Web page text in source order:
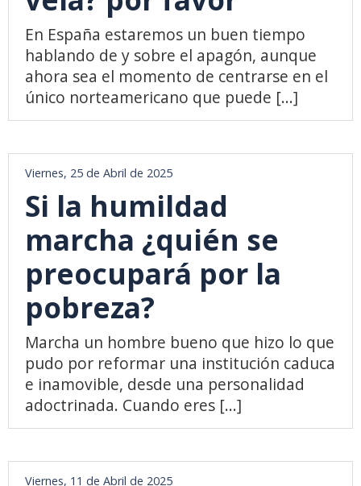
En España estaremos un buen tiempo
hablando de y sobre el apagón, aunque
ahora sea el momento de centrarse en el
único norteamericano que puede [...]
Viernes, 25 de Abril de 2025
Si la humildad
marcha ¿quién se
preocupará por la
pobreza?
Marcha un hombre bueno que hizo lo que
pudo por reformar una institución caduca
e inamovible, desde una personalidad
adoctrinada. Cuando eres [...]
Viernes, 11 de Abril de 2025